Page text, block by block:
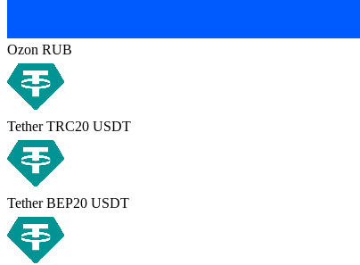
Ozon RUB
Tether TRC20 USDT
Tether BEP20 USDT